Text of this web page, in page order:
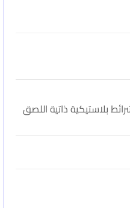
بلاستيكية ذاتية اللصق